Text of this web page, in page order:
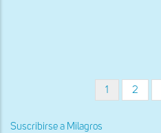
Página
actual
1 Página
2
Suscribirse a Milagros